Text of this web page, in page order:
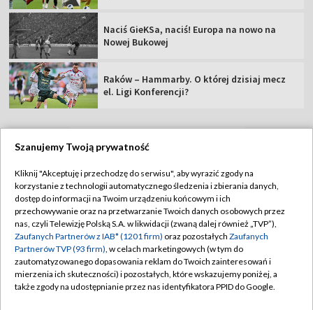
Naciś GieKSa, naciś! Europa na nowo na
Nowej Bukowej
Raków – Hammarby. O której dzisiaj mecz
el. Ligi Konferencji?
Abonament TVP
Sklep TVP
Biuro Reklamy
Oferta Handlowa
Telegazeta ogłoszenia
Regulamin TVP
Polityka prywatności
Moje zgody
Biuro reklamy
Kontakt
Szanujemy Twoją prywatność
Kliknij "Akceptuję i przechodzę do serwisu", aby wyrazić zgody na
korzystanie z technologii automatycznego śledzenia i zbierania danych,
dostęp do informacji na Twoim urządzeniu końcowym i ich
przechowywanie oraz na przetwarzanie Twoich danych osobowych przez
nas, czyli Telewizję Polską S.A. w likwidacji (zwaną dalej również „TVP”),
Zaufanych Partnerów z IAB* (1201 firm) oraz pozostałych Zaufanych
Partnerów TVP (93 firm), w celach marketingowych (w tym do
zautomatyzowanego dopasowania reklam do Twoich zainteresowań i
mierzenia ich skuteczności) i pozostałych, które wskazujemy poniżej, a
także zgody na udostępnianie przez nas identyfikatora PPID do Google.